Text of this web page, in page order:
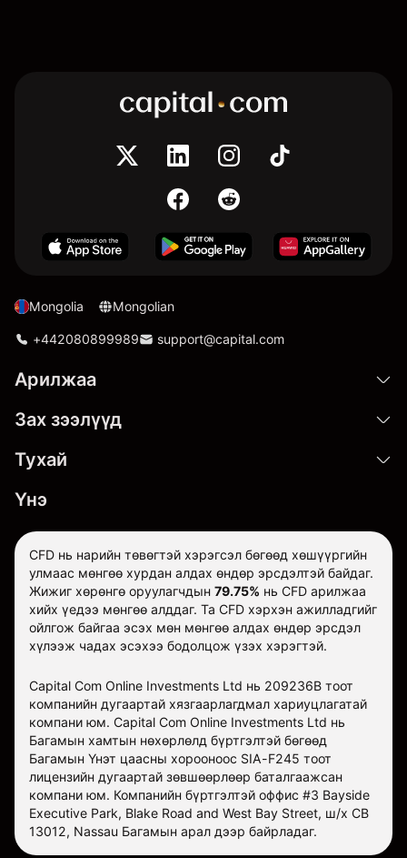
Mongolia Mongolian
+442080899989 support@capital.com
Арилжаа
Зах зээлүүд
Тухай
Үнэ
CFD нь нарийн төвөгтэй хэрэгсэл бөгөөд хөшүүргийн
улмаас мөнгөө хурдан алдах өндөр эрсдэлтэй байдаг.
Жижиг хөрөнгө оруулагчдын 79.75% нь CFD арилжаа
хийх үедээ мөнгөө алддаг. Та CFD хэрхэн ажилладгийг
ойлгож байгаа эсэх мөн мөнгөө алдах өндөр эрсдэл
хүлээж чадах эсэхээ бодолцож үзэх хэрэгтэй.
Capital Com Online Investments Ltd нь 209236B тоот
компанийн дугаартай хязгаарлагдмал хариуцлагатай
компани юм. Capital Com Online Investments Ltd нь
Багамын хамтын нөхөрлөлд бүртгэлтэй бөгөөд
Багамын Үнэт цаасны хорооноос SIA-F245 тоот
лицензийн дугаартай зөвшөөрлөөр баталгаажсан
компани юм. Компанийн бүртгэлтэй оффис #3 Bayside
Executive Park, Blake Road and West Bay Street, ш/х CB
13012, Nassau Багамын арал дээр байрладаг.